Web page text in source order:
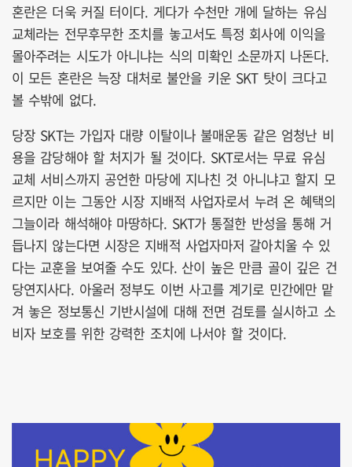
혼란은 더욱 커질 터이다. 게다가 수천만 개에 달하는 유심
교체라는 전무후무한 조치를 놓고서도 특정 회사에 이익을
몰아주려는 시도가 아니냐는 식의 미확인 소문까지 나돈다.
이 모든 혼란은 늑장 대처로 불안을 키운 SKT 탓이 크다고
볼 수밖에 없다.
당장 SKT는 가입자 대량 이탈이나 불매운동 같은 엄청난 비
용을 감당해야 할 처지가 될 것이다. SKT로서는 무료 유심
교체 서비스까지 공언한 마당에 지나친 것 아니냐고 할지 모
르지만 이는 그동안 시장 지배적 사업자로서 누려 온 혜택의
그늘이라 해석해야 마땅하다. SKT가 통절한 반성을 통해 거
듭나지 않는다면 시장은 지배적 사업자마저 갈아치울 수 있
다는 교훈을 보여줄 수도 있다. 산이 높은 만큼 골이 깊은 건
당연지사다. 아울러 정부도 이번 사고를 계기로 민간에만 맡
겨 놓은 정보통신 기반시설에 대해 전면 검토를 실시하고 소
비자 보호를 위한 강력한 조치에 나서야 할 것이다.